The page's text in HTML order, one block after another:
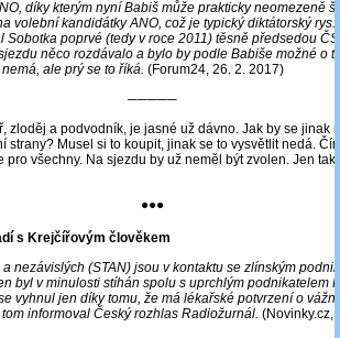
díky kterým nyní Babiš může prakticky neomezeně
volební kandidátky ANO, což je typický diktátorský rys.
Sobotka poprvé (tedy v roce 2011) těsně předsedou
něco rozdávalo a bylo by podle Babiše možné o
ale prý se to říká. (Forum24, 26. 2. 2017)
─────
zloděj a podvodník, je jasné už dávno. Jak by se jinak
strany? Musel si to koupit, jinak se to vysvětlit nedá.
pro všechny. Na sjezdu by už neměl být zvolen. Jen tak
●●●
s Krejčířovým člověkem
nezávislých (STAN) jsou v kontaktu se zlínským
byl v minulosti stíhán spolu s uprchlým podnikatelem
vyhnul jen díky tomu, že má lékařské potvrzení o
informoval Český rozhlas Radiožurnál. (Novinky.cz,